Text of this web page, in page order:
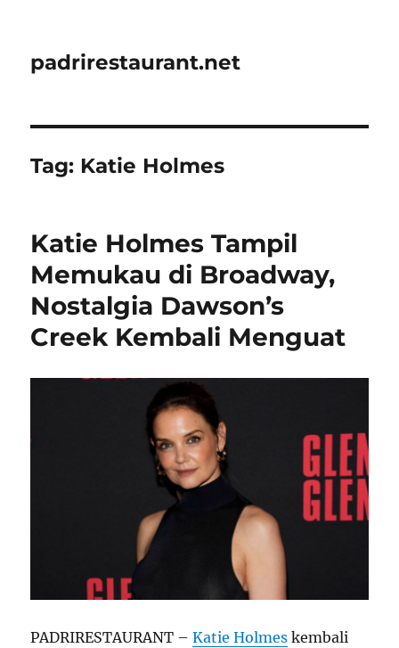
padrirestaurant.net
Tag: Katie Holmes
Katie Holmes Tampil
Memukau di Broadway,
Nostalgia Dawson’s
Creek Kembali Menguat
PADRIRESTAURANT –Katie Holmes kembali